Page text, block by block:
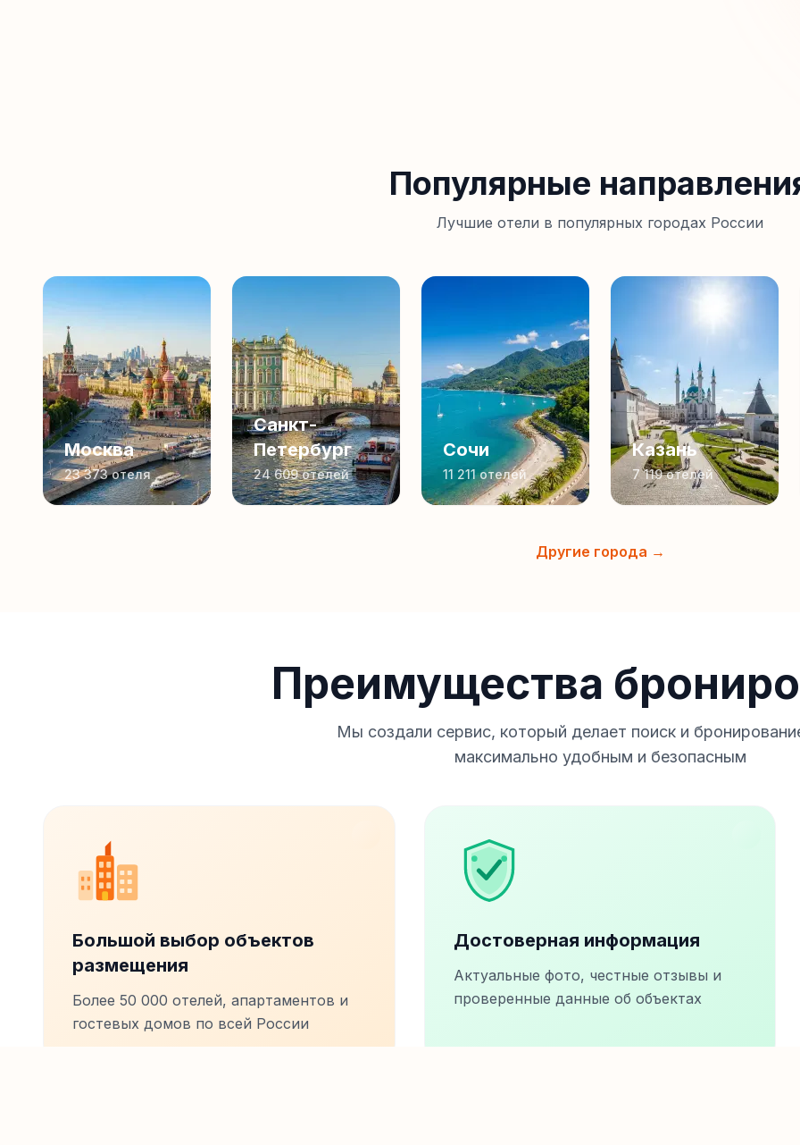
Популярные
Лучшие отели в популярных городах России
Москва
23 373 отеля
Санкт-
Петербург
24 609 отелей
Сочи
11 211 отелей
Казань
7 119 отелей
Другие города →
Преимущества
Мы создали сервис, который делает поиск и
максимально удобным и безопасным
Большой выбор объектов
размещения
Более 50 000 отелей, апартаментов и
гостевых домов по всей России
Достоверная информация
Актуальные фото, честные отзывы и
проверенные данные об объектах